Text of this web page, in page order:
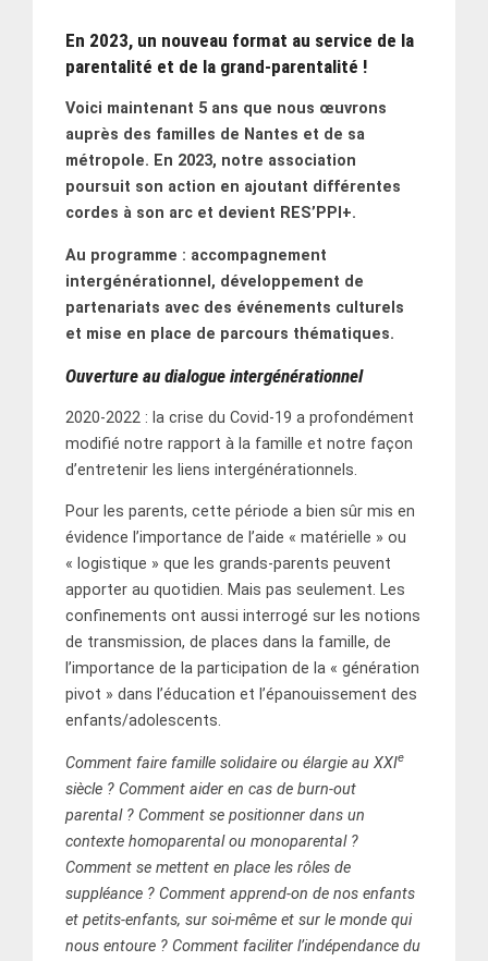
En 2023, un nouveau format au service de la
parentalité et de la grand-parentalité !
Voici maintenant 5 ans que nous œuvrons
auprès des familles de Nantes et de sa
métropole. En 2023, notre association
poursuit son action en ajoutant différentes
cordes à son arc et devient RES’PPI+.
Au programme : accompagnement
intergénérationnel, développement de
partenariats avec des événements culturels
et mise en place de parcours thématiques.
Ouverture au dialogue intergénérationnel
2020-2022 : la crise du Covid-19 a profondément
modifié notre rapport à la famille et notre façon
d’entretenir les liens intergénérationnels.
Pour les parents, cette période a bien sûr mis en
évidence l’importance de l’aide « matérielle » ou
« logistique » que les grands-parents peuvent
apporter au quotidien. Mais pas seulement. Les
confinements ont aussi interrogé sur les notions
de transmission, de places dans la famille, de
l’importance de la participation de la « génération
pivot » dans l’éducation et l’épanouissement des
enfants/adolescents.
Comment faire famille solidaire ou élargie au XXIe
siècle ? Comment aider en cas de burn-out
parental ? Comment se positionner dans un
contexte homoparental ou monoparental ?
Comment se mettent en place les rôles de
suppléance ? Comment apprend-on de nos enfants
et petits-enfants, sur soi-même et sur le monde qui
nous entoure ? Comment faciliter l’indépendance du